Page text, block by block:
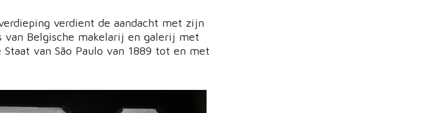
verdient de aandacht met zijn
van Belgische makelarij en galerij met
van São Paulo van 1889 tot en met